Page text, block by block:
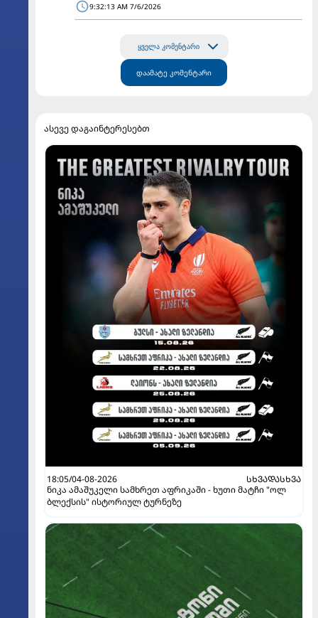
9:32:13 AM 7/6/2026
ყველა კომენტარი
დაამატე კომენტარი
ასევე დაგაინტერესებთ
18:05/04-08-2026
ᲡᲮᲕᲐᲓᲐᲡᲮᲕᲐ
ნიკა ამაშუკელი სამხრეთ აფრიკაში - ხუთი მატჩი "ოლ
ბლექსის" ისტორიულ ტურნეზე